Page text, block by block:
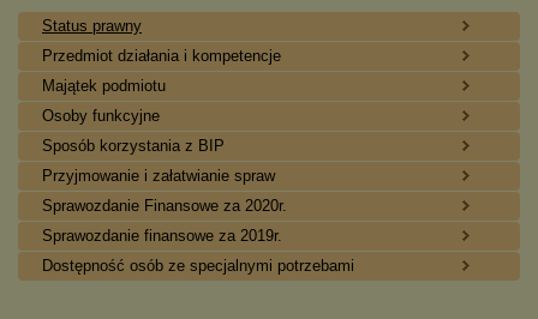
Status prawny
Przedmiot działania i kompetencje
Majątek podmiotu
Osoby funkcyjne
Sposób korzystania z BIP
Przyjmowanie i załatwianie spraw
Sprawozdanie Finansowe za 2020r.
Sprawozdanie finansowe za 2019r.
Dostępność osób ze specjalnymi potrzebami